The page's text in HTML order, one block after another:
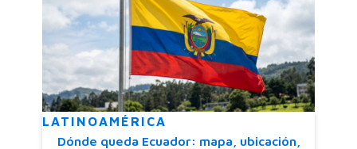
LATINOAMÉRICA
Dónde queda Ecuador: mapa, ubicación,